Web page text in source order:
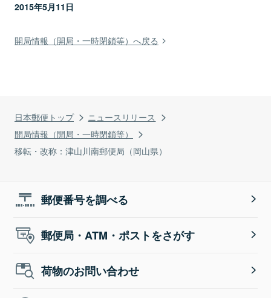
日本郵便トップ
ニュースリリース
開局情報（開局・一時閉鎖等）
移転・改称：津山川南郵便局（岡山県）
2015年5月11日
開局情報（開局・一時閉鎖等）へ戻る
郵便番号を調べる
郵便局・ATM・ポストをさがす
荷物のお問い合わせ